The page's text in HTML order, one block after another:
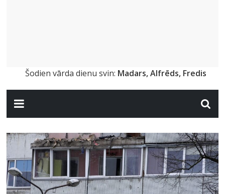
Šodien vārda dienu svin: Madars, Alfrēds, Fredis